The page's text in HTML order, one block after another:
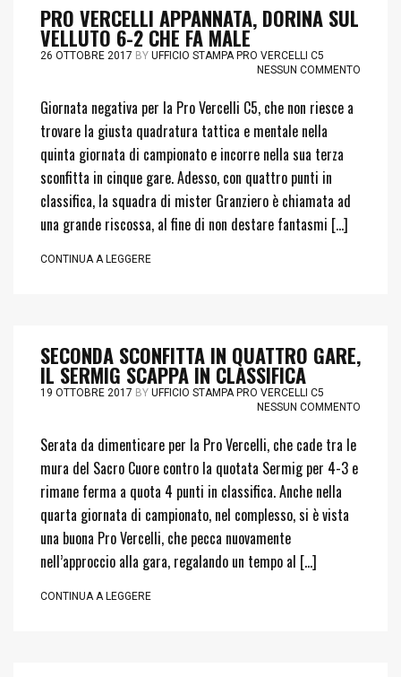
PRO VERCELLI APPANNATA, DORINA SUL
VELLUTO 6-2 CHE FA MALE
26 OTTOBRE 2017 BY UFFICIO STAMPA PRO VERCELLI C5
NESSUN COMMENTO
Giornata negativa per la Pro Vercelli C5, che non riesce a
trovare la giusta quadratura tattica e mentale nella
quinta giornata di campionato e incorre nella sua terza
sconfitta in cinque gare. Adesso, con quattro punti in
classifica, la squadra di mister Granziero è chiamata ad
una grande riscossa, al fine di non destare fantasmi […]
CONTINUA A LEGGERE
SECONDA SCONFITTA IN QUATTRO GARE,
IL SERMIG SCAPPA IN CLASSIFICA
19 OTTOBRE 2017 BY UFFICIO STAMPA PRO VERCELLI C5
NESSUN COMMENTO
Serata da dimenticare per la Pro Vercelli, che cade tra le
mura del Sacro Cuore contro la quotata Sermig per 4-3 e
rimane ferma a quota 4 punti in classifica. Anche nella
quarta giornata di campionato, nel complesso, si è vista
una buona Pro Vercelli, che pecca nuovamente
nell’approccio alla gara, regalando un tempo al […]
CONTINUA A LEGGERE